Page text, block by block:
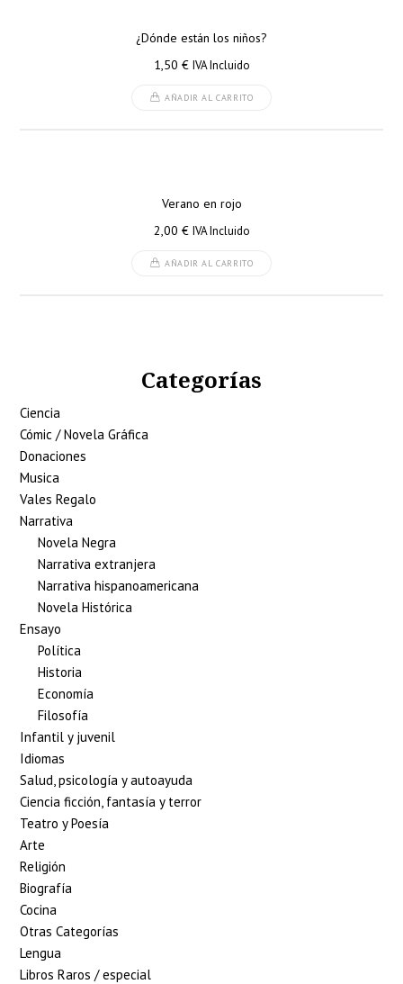
¿Dónde están los niños?
1,50 € IVA Incluido
AÑADIR AL CARRITO
Verano en rojo
2,00 € IVA Incluido
AÑADIR AL CARRITO
Categorías
Ciencia
Cómic / Novela Gráfica
Donaciones
Musica
Vales Regalo
Narrativa
Novela Negra
Narrativa extranjera
Narrativa hispanoamericana
Novela Histórica
Ensayo
Política
Historia
Economía
Filosofía
Infantil y juvenil
Idiomas
Salud, psicología y autoayuda
Ciencia ficción, fantasía y terror
Teatro y Poesía
Arte
Religión
Biografía
Cocina
Otras Categorías
Lengua
Libros Raros / especial